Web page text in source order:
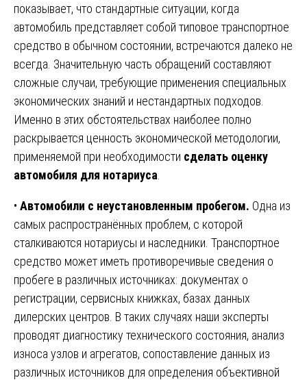
показывает, что стандартные ситуации, когда
автомобиль представляет собой типовое транспортное
средство в обычном состоянии, встречаются далеко не
всегда. Значительную часть обращений составляют
сложные случаи, требующие применения специальных
экономических знаний и нестандартных подходов.
Именно в этих обстоятельствах наиболее полно
раскрывается ценность экономической методологии,
применяемой при необходимости сделать оценку
автомобиля для нотариуса
• Автомобили с неустановленным пробегом. Одна из
самых распространённых проблем, с которой
сталкиваются нотариусы и наследники. Транспортное
средство может иметь противоречивые сведения о
пробеге в различных источниках: документах о
регистрации, сервисных книжках, базах данных
дилерских центров. В таких случаях наши эксперты
проводят диагностику технического состояния, анализ
износа узлов и агрегатов, сопоставление данных из
различных источников для определения объективной